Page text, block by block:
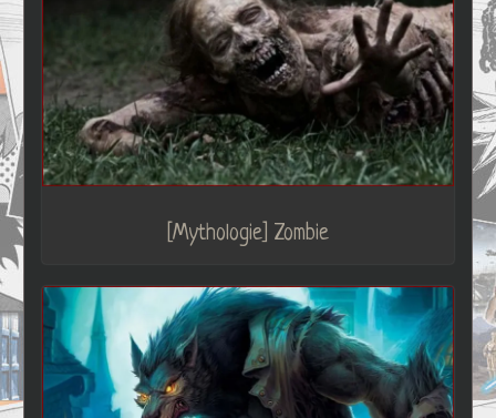
[Mythologie] Zombie